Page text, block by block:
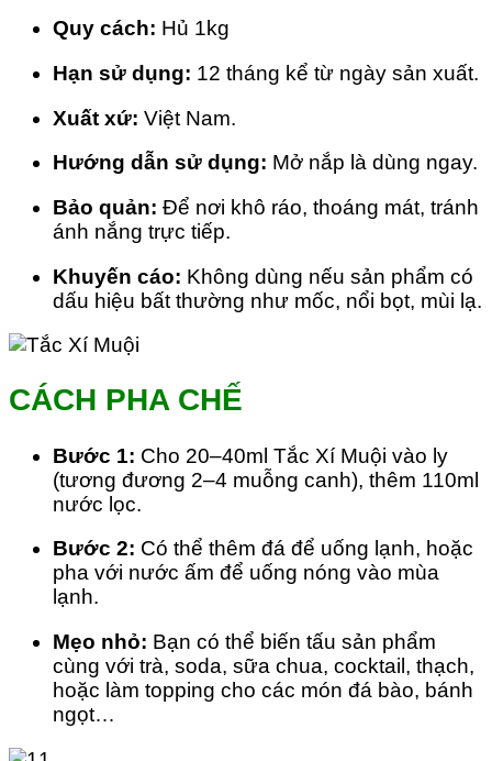
Quy cách: Hủ 1kg
Hạn sử dụng: 12 tháng kể từ ngày sản xuất.
Xuất xứ: Việt Nam.
Hướng dẫn sử dụng: Mở nắp là dùng ngay.
Bảo quản: Để nơi khô ráo, thoáng mát, tránh
ánh nắng trực tiếp.
Khuyến cáo: Không dùng nếu sản phẩm có
dấu hiệu bất thường như mốc, nổi bọt, mùi lạ.
CÁCH PHA CHẾ
Bước 1: Cho 20–40ml Tắc Xí Muội vào ly
(tương đương 2–4 muỗng canh), thêm 110ml
nước lọc.
Bước 2: Có thể thêm đá để uống lạnh, hoặc
pha với nước ấm để uống nóng vào mùa
lạnh.
Mẹo nhỏ: Bạn có thể biến tấu sản phẩm
cùng với trà, soda, sữa chua, cocktail, thạch,
hoặc làm topping cho các món đá bào, bánh
ngọt…